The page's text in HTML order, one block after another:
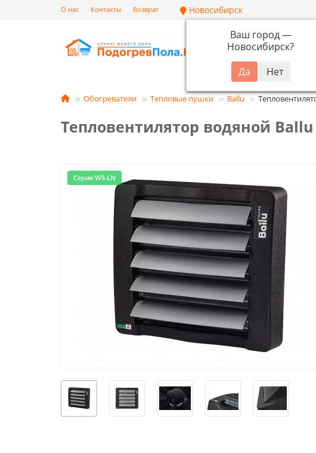
О нас Контакты Возврат Новосибирск
Ваш город —
Новосибирск?
Каталог
Обогреватели Тепловые пушки Ballu
Тепловентилятор водяной Ballu
Серия W3-LN